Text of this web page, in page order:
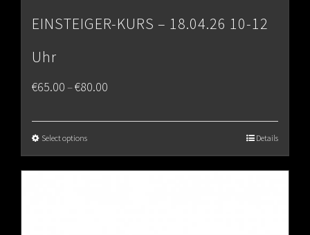
EINSTEIGER-KURS – 18.04.26 10-12
Uhr
€65.00–€80.00
Select options Details